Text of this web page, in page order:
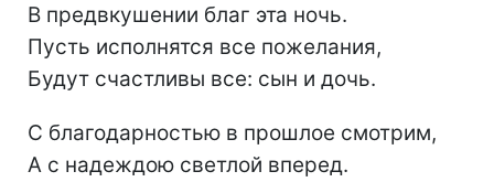
В предвкушении благ эта ночь.
Пусть исполнятся все пожелания,
Будут счастливы все: сын и дочь.
С благодарностью в прошлое смотрим,
А с надеждою светлой вперед.